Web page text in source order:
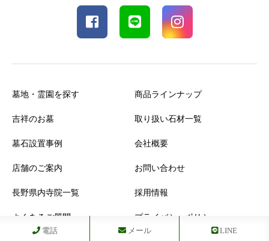
墓地・霊園を探す
吉祥のお墓
墓石設置事例
店舗のご案内
長野県内寺院一覧
よくあるご質問
商品ラインナップ
取り扱い石材一覧
会社概要
お問い合わせ
採用情報
プライバシーポリシー
電話
メール LINE